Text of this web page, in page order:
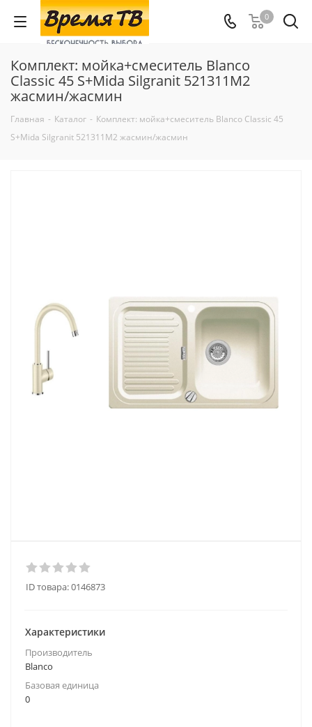
0
Комплект: мойка+смеситель Blanco
Classic 45 S+Mida Silgranit 521311M2
жасмин/жасмин
Главная - Каталог - Комплект: мойка+смеситель Blanco Classic 45
S+Mida Silgranit 521311M2 жасмин/жасмин
ID товара:0146873
Характеристики
Производитель
Blanco
Базовая единица
0